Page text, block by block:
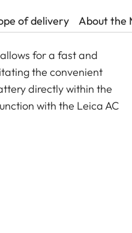
of delivery About the
for a fast and
the convenient
directly within the
with the Leica AC